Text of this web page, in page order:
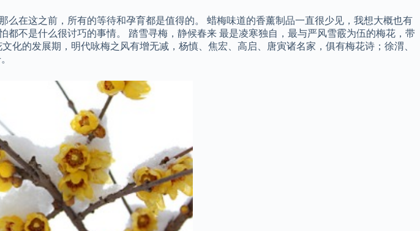
在这之前，所有的等待和孕育都是值得的。 蜡梅味道的香薰制品一直很少见，我想大概也有
不是什么很讨巧的事情。 踏雪寻梅，静候春来 最是凌寒独自，最与严风雪霰为伍的梅花，带
的发展期，明代咏梅之风有增无减，杨慎、焦宏、高启、唐寅诸名家，俱有梅花诗；徐渭、